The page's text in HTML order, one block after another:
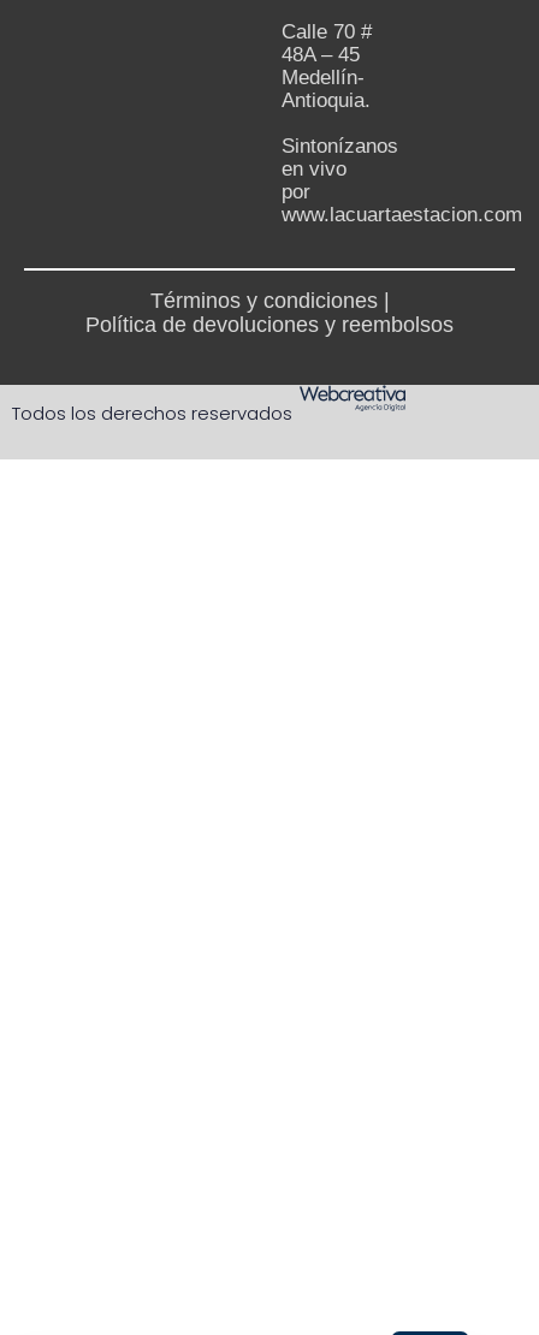
Calle 70 #
48A – 45
Medellín-
Antioquia.
Sintonízanos
en vivo
por
www.lacuartaestacion.com
Términos y condiciones |
Política de devoluciones y reembolsos
Todos los derechos reservados